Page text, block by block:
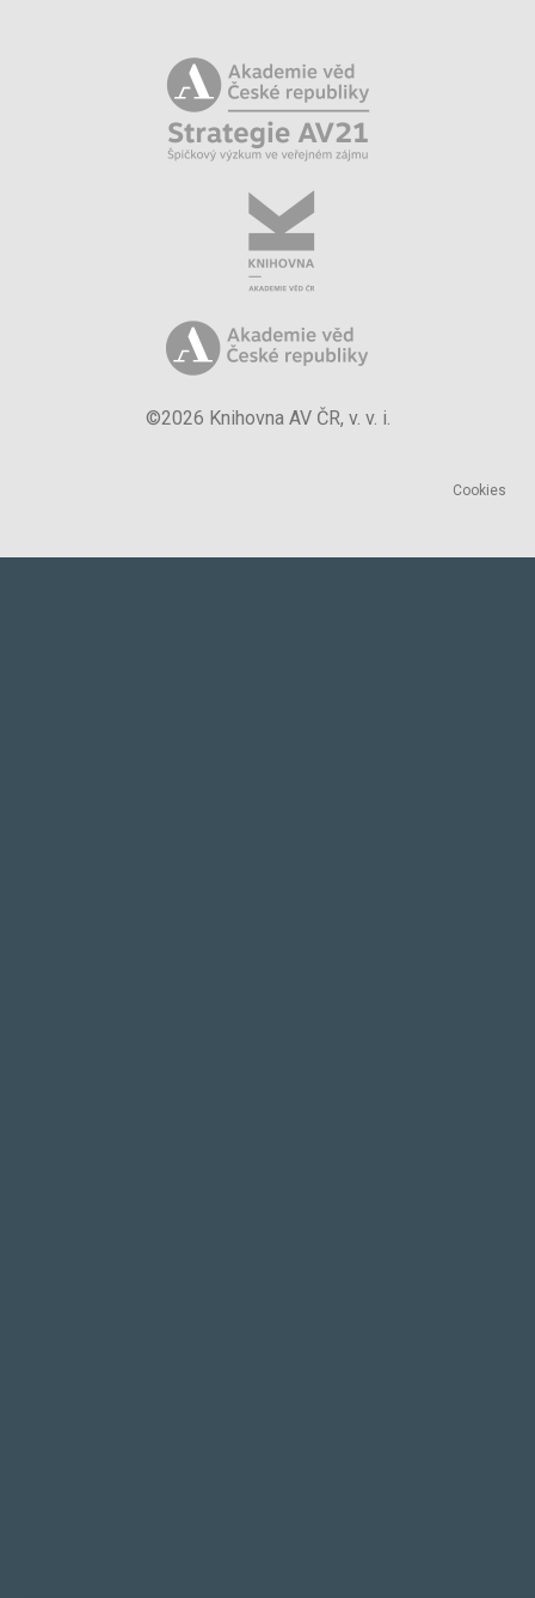
©2026 Knihovna AV ČR, v. v. i.
Cookies